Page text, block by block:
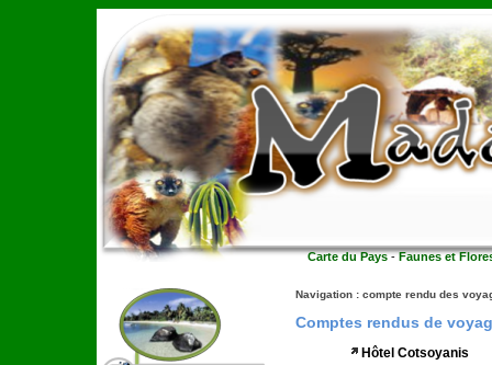
Carte du Pays-Faunes et
Navigation : compte rendu des
Comptes rendus de
Hôtel Cotsoyanis